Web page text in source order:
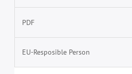
PDF
EU-Resposible Person